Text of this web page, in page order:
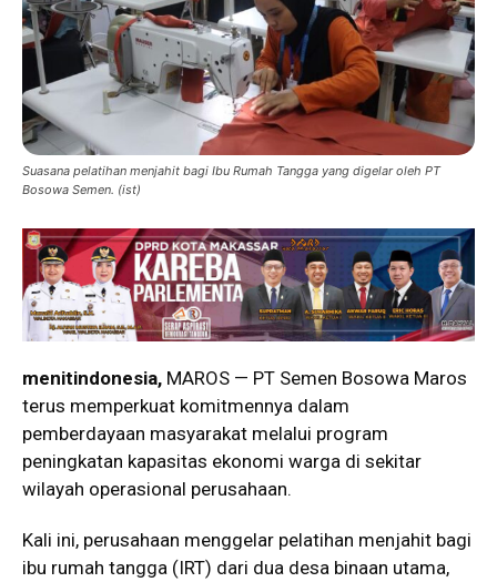
Suasana pelatihan menjahit bagi Ibu Rumah Tangga yang digelar oleh PT
Bosowa Semen. (ist)
menitindonesia, MAROS — PT Semen Bosowa Maros
terus memperkuat komitmennya dalam
pemberdayaan masyarakat melalui program
peningkatan kapasitas ekonomi warga di sekitar
wilayah operasional perusahaan.
Kali ini, perusahaan menggelar pelatihan menjahit bagi
ibu rumah tangga (IRT) dari dua desa binaan utama,